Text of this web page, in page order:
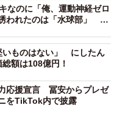
ァーサイドではなくニ
人はイメージ通りだっ
ね、すごかったですよ
うね。非の打ちどころ
なのに「俺、運動神経ゼロ
われたのは「水球部」 ま
いものはない」 にしたん
額は108億円！
応援宣言 冨安からプレゼ
をTikTok内で披露